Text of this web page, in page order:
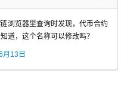
浏览器里查询时发现，代币合约
道，这个名称可以修改吗？
月13日